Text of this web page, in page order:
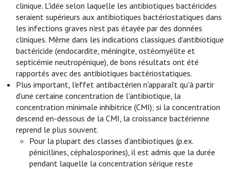
clinique. L'idée selon laquelle les antibiotiques bactéricides
seraient supérieurs aux antibiotiques bactériostatiques dans
les infections graves n'est pas étayée par des données
cliniques. Même dans les indications classiques d’antibiotique
bactéricide (endocardite, méningite, ostéomyélite et
septicémie neutropénique), de bons résultats ont été
rapportés avec des antibiotiques bactériostatiques.
Plus important, l'effet antibactérien n'apparaît qu'à partir
d’une certaine concentration de l’antibiotique, la
concentration minimale inhibitrice (CMI); si la concentration
descend en-dessous de la CMI, la croissance bactérienne
reprend le plus souvent.
Pour la plupart des classes d’antibiotiques (p.ex.
pénicillines, céphalosporines), il est admis que la durée
pendant laquelle la concentration sérique reste